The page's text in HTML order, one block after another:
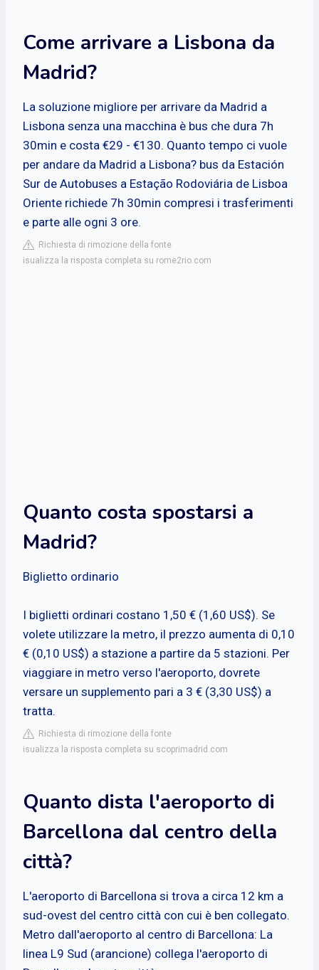
Come arrivare a Lisbona da
Madrid?
La soluzione migliore per arrivare da Madrid a
Lisbona senza una macchina è bus che dura 7h
30min e costa €29 - €130. Quanto tempo ci vuole
per andare da Madrid a Lisbona? bus da Estación
Sur de Autobuses a Estação Rodoviária de Lisboa
Oriente richiede 7h 30min compresi i trasferimenti
e parte alle ogni 3 ore.
Richiesta di rimozione della fonte
isualizza la risposta completa su rome2rio.com
Quanto costa spostarsi a
Madrid?
Biglietto ordinario
I biglietti ordinari costano 1,50 € (1,60 US$). Se
volete utilizzare la metro, il prezzo aumenta di 0,10
€ (0,10 US$) a stazione a partire da 5 stazioni. Per
viaggiare in metro verso l'aeroporto, dovrete
versare un supplemento pari a 3 € (3,30 US$) a
tratta.
Richiesta di rimozione della fonte
isualizza la risposta completa su scoprimadrid.com
Quanto dista l'aeroporto di
Barcellona dal centro della
città?
L'aeroporto di Barcellona si trova a circa 12 km a
sud-ovest del centro città con cui è ben collegato.
Metro dall'aeroporto al centro di Barcellona: La
linea L9 Sud (arancione) collega l'aeroporto di